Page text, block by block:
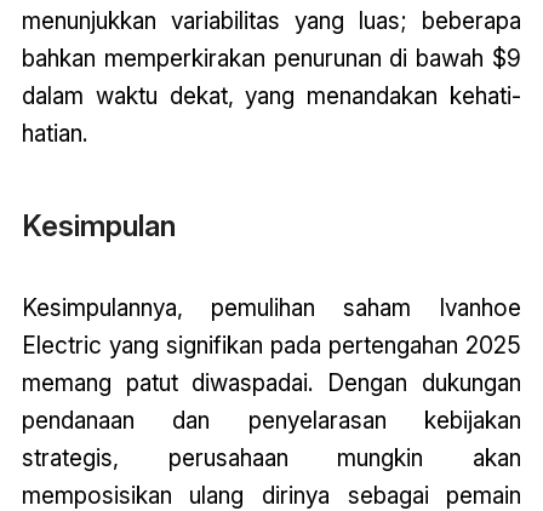
menunjukkan variabilitas yang luas; beberapa
bahkan memperkirakan penurunan di bawah $9
dalam waktu dekat, yang menandakan kehati-
hatian.
Kesimpulan
Kesimpulannya, pemulihan saham Ivanhoe
Electric yang signifikan pada pertengahan 2025
memang patut diwaspadai. Dengan dukungan
pendanaan dan penyelarasan kebijakan
strategis, perusahaan mungkin akan
memposisikan ulang dirinya sebagai pemain